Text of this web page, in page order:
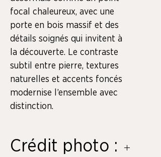
focal chaleureux, avec une
porte en bois massif et des
détails soignés qui invitent à
la découverte. Le contraste
subtil entre pierre, textures
naturelles et accents foncés
modernise l’ensemble avec
distinction.
Crédit photo :